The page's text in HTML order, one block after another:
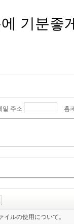
기분좋
일 주소 홈
ルの使用について。